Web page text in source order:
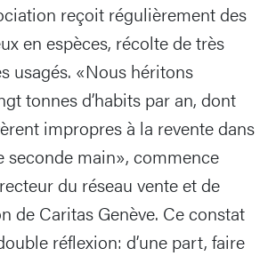
reçoit régulièrement des
en espèces, récolte de très
usagés. «Nous héritons
tonnes d’habits par an, dont
impropres à la revente dans
seconde main», commence
du réseau vente et de
de Caritas Genève. Ce constat
réflexion: d’une part, faire